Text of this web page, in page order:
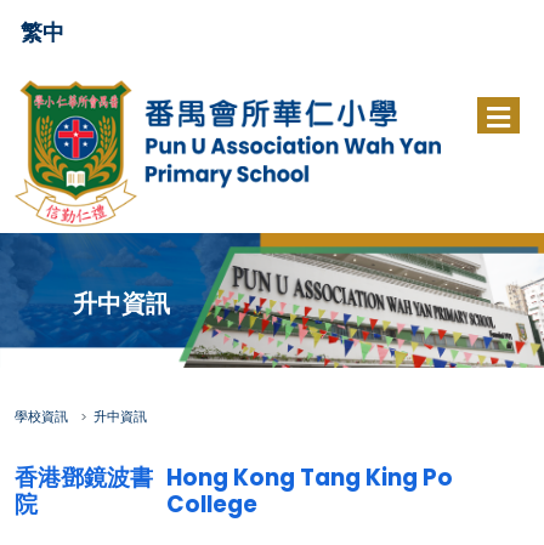
繁中
升中資訊
學校資訊 升中資訊
香港鄧鏡波書
院
Hong Kong Tang King Po
College